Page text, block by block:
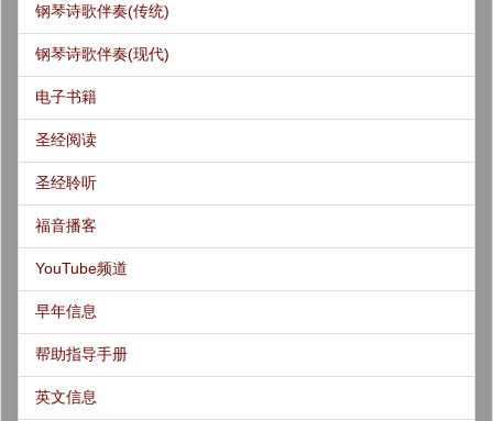
钢琴诗歌伴奏(传统)
钢琴诗歌伴奏(现代)
电子书籍
圣经阅读
圣经聆听
福音播客
YouTube频道
早年信息
帮助指导手册
英文信息